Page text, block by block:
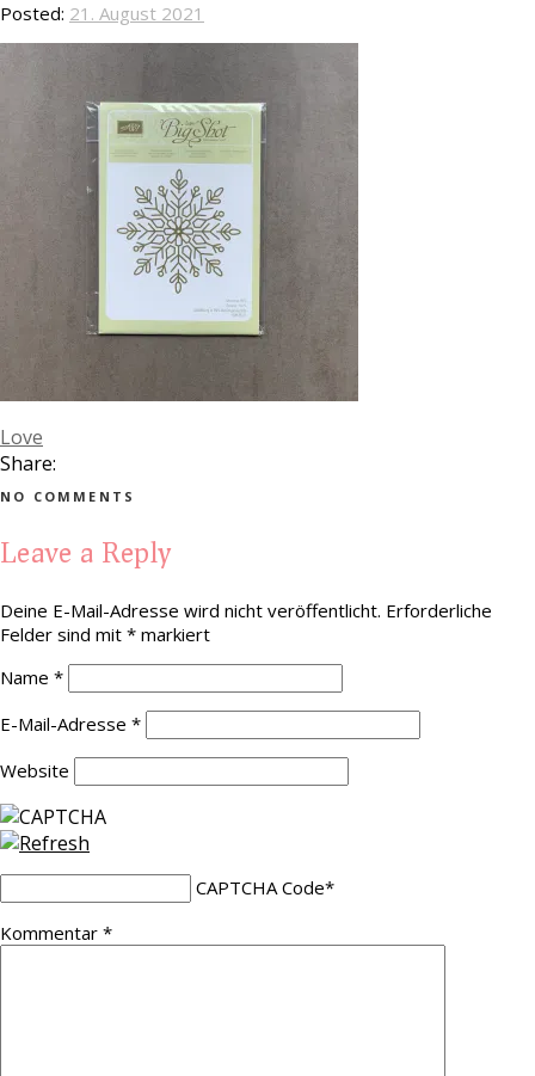
Posted: 21. August 2021
Love
Share:
NO COMMENTS
Leave a Reply
Deine E-Mail-Adresse wird nicht veröffentlicht. Erforderliche
Felder sind mit * markiert
Name *
E-Mail-Adresse *
Website
CAPTCHA Code*
Kommentar *